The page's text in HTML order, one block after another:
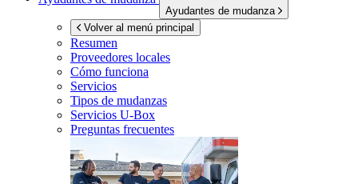
Ayudantes de mudanza
Volver al menú principal
Resumen
Proveedores locales
Cómo funciona
Servicios
Tipos de mudanzas
Servicios U-Box
Preguntas frecuentes